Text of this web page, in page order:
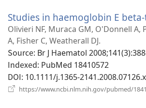
Studies in haemoglobin E
Olivieri NF, Muraca GM, O'Donnell A,
A, Fisher C, Weatherall DJ.
Source‎: Br J Haematol
Indexed‎: PubMed 18410572
DOI‎: 10.1111/j.1365-2141.2008.07126.x
https://www.ncbi.nlm.nih.gov/pubmed/